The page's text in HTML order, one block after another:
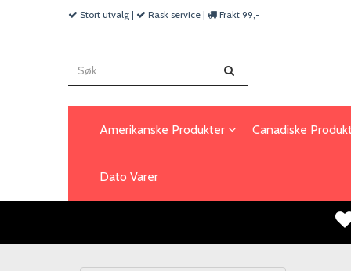
Stort utvalg | Rask service | Frakt 99,-
Amerikanske Produkter Canadiske
Dato Varer